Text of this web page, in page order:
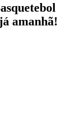
amanhã!